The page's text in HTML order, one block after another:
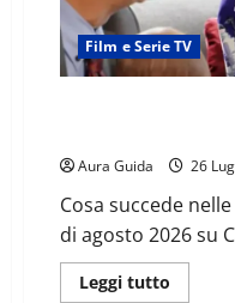
Film e Serie TV
Aura Guida 26
Cosa succede
di agosto 2026 su
Leggi tutto